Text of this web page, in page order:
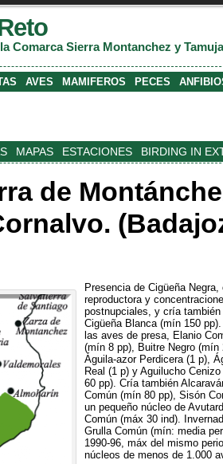
Comarca Sierra Montanchez y Tamuja
AVES MAMIFEROS PECES
MAPAS ESTACIONES BIRDING IN
de
Presencia de Cigüeña Negra,
reproductora y
postnupciales, y cría también
Cigüeña Blanca (mín 150
las aves de presa, Elanio
(mín 8 pp), Buitre Negro (mín
Águila-azor Perdicera (1 p),
Real (1 p) y Aguilucho
60 pp). Cría también
Común (mín 80 pp), Sisón
un pequeño núcleo de
Común (máx 30 ind).
Grulla Común (mín: media
1990-96, máx del mismo
núcleos de menos de 1.000